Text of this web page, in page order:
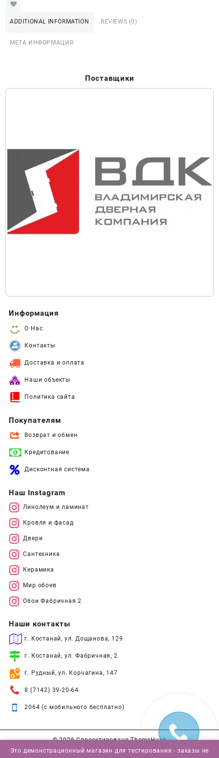
ADDITIONAL INFORMATION REVIEWS (0)
МЕТА ИНФОРМАЦИЯ
Поставщики
Информация
О Нас
Контакты
Доставка и оплата
Наши объекты
Политика сайта
Покупателям
Возврат и обмен
Кредитование
Дисконтная система
Наш Instagram
Линолеум и ламинат
Кровля и фасад
Двери
Сантехника
Керамика
Мир обоев
Обои Фабричная 2
Наши контакты
г. Костанай, ул. Дощанова, 129
г. Костанай, ул. Фабричная, 2
г. Рудный, ул. Корчагина, 147
8 (7142) 39-20-64
2064 (с мобильного бесплатно)
© 2026Спроектировано ThemeHunk
Это демонстрационный магазин для тестирования - заказы не